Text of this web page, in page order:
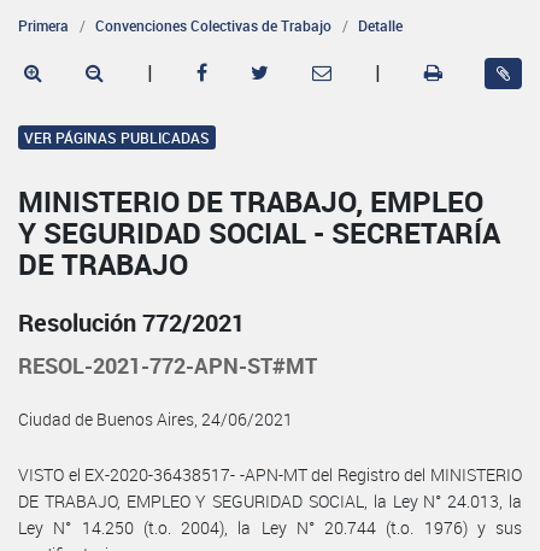
Primera Convenciones Colectivas de Trabajo Detalle
| |
VER PÁGINAS PUBLICADAS
MINISTERIO DE TRABAJO, EMPLEO
Y SEGURIDAD SOCIAL - SECRETARÍA
DE TRABAJO
Resolución 772/2021
RESOL-2021-772-APN-ST#MT
Ciudad de Buenos Aires, 24/06/2021
VISTO el EX-2020-36438517- -APN-MT del Registro del MINISTERIO
DE TRABAJO, EMPLEO Y SEGURIDAD SOCIAL, la Ley N° 24.013, la
Ley N° 14.250 (t.o. 2004), la Ley N° 20.744 (t.o. 1976) y sus